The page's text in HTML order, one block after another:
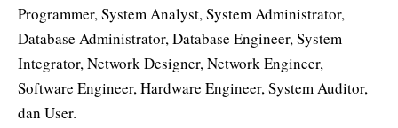
Programmer, System Analyst, System Administrator,
Database Administrator, Database Engineer, System
Integrator, Network Designer, Network Engineer,
Software Engineer, Hardware Engineer, System Auditor,
dan User.